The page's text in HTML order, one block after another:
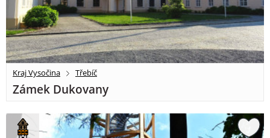
Kraj Vysočina Třebíč
Zámek Dukovany